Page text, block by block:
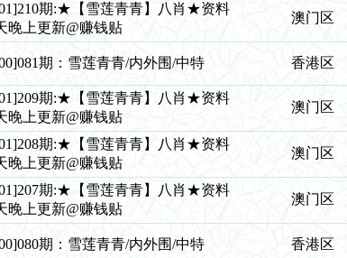
期:★【雪莲青青】八肖★资料
晚上更新@赚钱贴
澳门区
期：雪莲青青/内外围/中特 香港区
期:★【雪莲青青】八肖★资料
晚上更新@赚钱贴
澳门区
期:★【雪莲青青】八肖★资料
晚上更新@赚钱贴
澳门区
期:★【雪莲青青】八肖★资料
晚上更新@赚钱贴
澳门区
期：雪莲青青/内外围/中特 香港区